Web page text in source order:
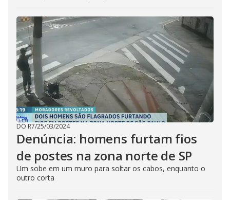
DO R7/25/03/2024
Denúncia: homens furtam fios
de postes na zona norte de SP
Um sobe em um muro para soltar os cabos, enquanto o
outro corta